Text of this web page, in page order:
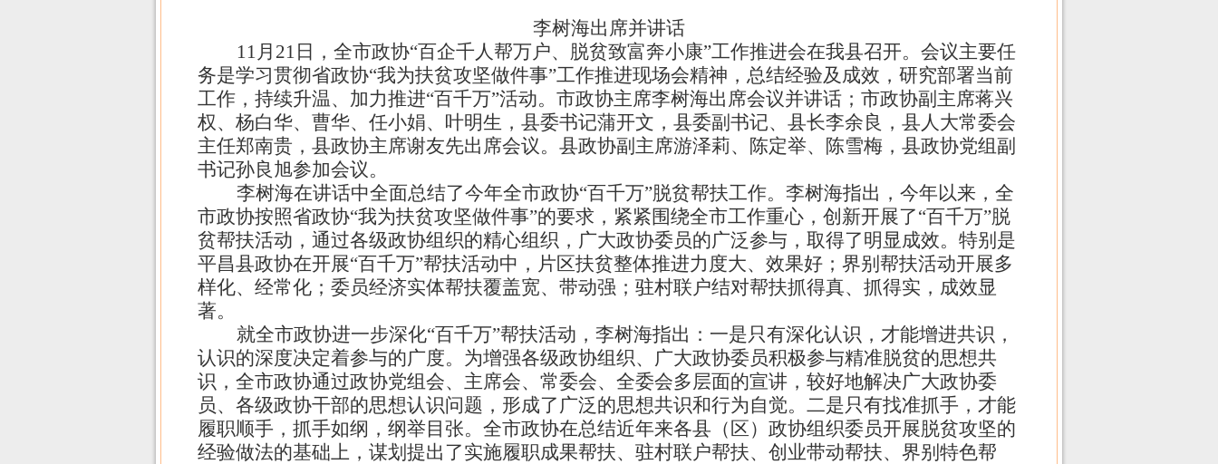
李树海出席并讲话
11月 21 日，全市政协“百企千人帮万户、脱贫致富奔小康”工作推进会在我县召开。会议主要任
务是学习贯彻省政协“我为扶贫攻坚做件事”工作推进现场会精神，总结经验及成效，研究部署当前
工作，持续升温、加力推进“百千万”活动。市政协主席李树海出席会议并讲话；市政协副主席蒋兴
权、杨白华、曹华、任小娟、叶明生，县委书记蒲开文，县委副书记、县长李余良，县人大常委会
主任郑南贵，县政协主席谢友先出席会议。县政协副主席游泽莉、陈定举、陈雪梅，县政协党组副
书记孙良旭参加会议。
李树海在讲话中全面总结了今年全市政协“百千万”脱贫帮扶工作。李树海指出，今年以来，全
市政协按照省政协“我为扶贫攻坚做件事”的要求，紧紧围绕全市工作重心，创新开展了“百千万”脱
贫帮扶活动，通过各级政协组织的精心组织，广大政协委员的广泛参与，取得了明显成效。特别是
平昌县政协在开展“百千万”帮扶活动中，片区扶贫整体推进力度大、效果好；界别帮扶活动开展多
样化、经常化；委员经济实体帮扶覆盖宽、带动强；驻村联户结对帮扶抓得真、抓得实，成效显
著。
就全市政协进一步深化“百千万”帮扶活动，李树海指出：一是只有深化认识，才能增进共识，
认识的深度决定着参与的广度。为增强各级政协组织、广大政协委员积极参与精准脱贫的思想共
识，全市政协通过政协党组会、主席会、常委会、全委会多层面的宣讲，较好地解决广大政协委
员、各级政协干部的思想认识问题，形成了广泛的思想共识和行为自觉。二是只有找准抓手，才能
履职顺手，抓手如纲，纲举目张。全市政协在总结近年来各县（区）政协组织委员开展脱贫攻坚的
经验做法的基础上，谋划提出了实施履职成果帮扶、驻村联户帮扶、创业带动帮扶、界别特色帮